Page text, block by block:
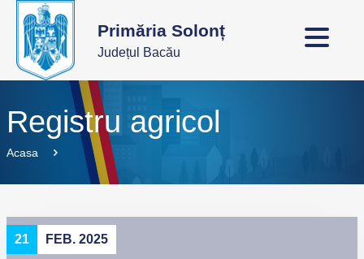
Primăria Solonț
Județul Bacău
Registru agricol
Acasa
21 FEB. 2025